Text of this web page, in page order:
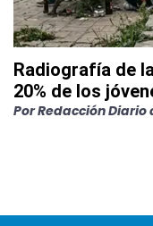
Radiografía de
20% de los
PorRedacción Diario